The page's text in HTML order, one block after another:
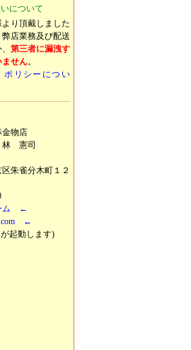
について
より頂戴しました
店業務及び配送
第三者に漏洩す
ません。
リシーについ
金物店
林 憲司
朱雀分木町１２
ム ←
←
起動します)